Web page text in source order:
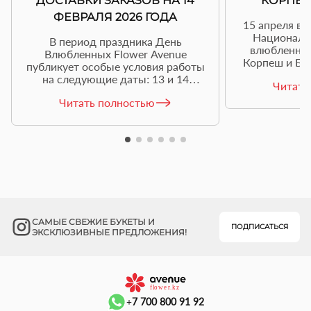
ФЕВРАЛЯ 2026 ГОДА
В период праздника День
Влюбленных Flower Avenue
публикует особые условия работы
на следующие даты: 13 и 14
Читать полностью
15 апреля в
Корпеш и
запрещена,
САМЫЕ СВЕЖИЕ БУКЕТЫ И
ЭКСКЛЮЗИВНЫЕ ПРЕДЛОЖЕНИЯ!
ПОДПИСАТЬСЯ
+7 700 800 91 92